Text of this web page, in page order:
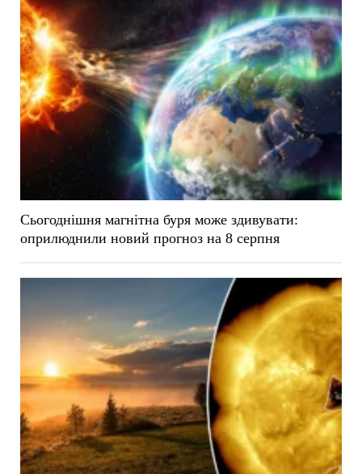
Сьогоднішня магнітна буря може здивувати:
оприлюднили новий прогноз на 8 серпня